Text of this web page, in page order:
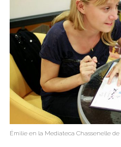
Émilie en la Mediateca Chassenelle de